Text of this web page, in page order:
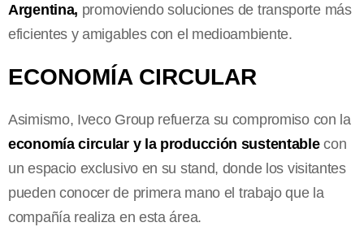
Argentina, promoviendo soluciones de transporte más
eficientes y amigables con el medioambiente.
ECONOMÍA CIRCULAR
Asimismo, Iveco Group refuerza su compromiso con la
economía circular y la producción sustentablecon
un espacio exclusivo en su stand, donde los visitantes
pueden conocer de primera mano el trabajo que la
compañía realiza en esta área.